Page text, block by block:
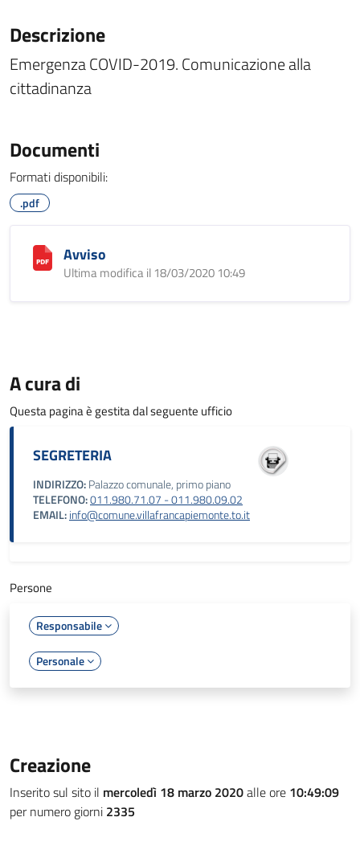
Descrizione
Emergenza COVID-2019. Comunicazione alla
cittadinanza
Documenti
Formati disponibili:
.pdf
Avviso
Ultima modifica il 18/03/2020 10:49
A cura di
Questa pagina è gestita dal seguente ufficio
SEGRETERIA
INDIRIZZO:Palazzo comunale, primo piano
TELEFONO:011.980.71.07 - 011.980.09.02
EMAIL:info@comune.villafrancapiemonte.to.it
Persone
Responsabile
Personale
Creazione
Inserito sul sito il mercoledì 18 marzo 2020alle ore 10:49:09
per numero giorni 2335